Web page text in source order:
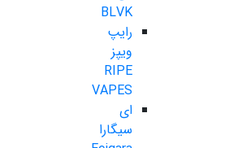
BLVK
رایپ
ویپز
RIPE
VAPES
ای
سیگارا